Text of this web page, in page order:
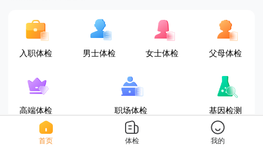
入职体检 男士体检 女士体检 父母体检
高端体检 职场体检 基因检测
首页 体检 我的